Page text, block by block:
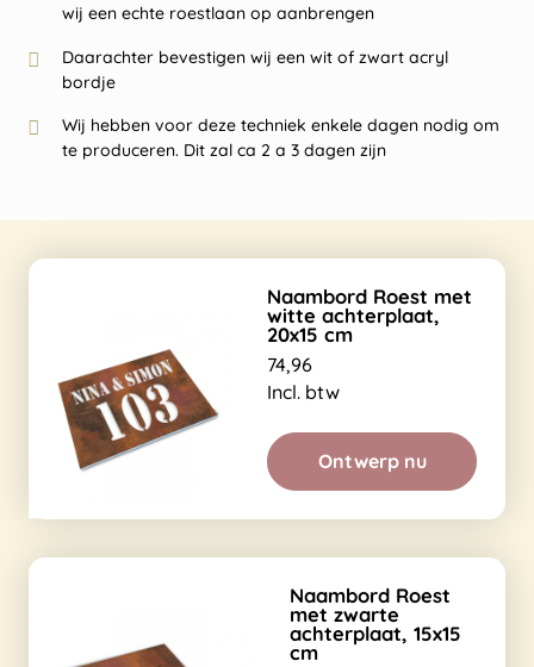
wij een echte roestlaan op aanbrengen
Daarachter bevestigen wij een wit of zwart acryl
bordje
Wij hebben voor deze techniek enkele dagen nodig om
te produceren. Dit zal ca 2 a 3 dagen zijn
Naambord Roest met
witte achterplaat,
20x15 cm
74,96
Incl. btw
Ontwerp nu
Naambord Roest
met zwarte
achterplaat, 15x15
cm